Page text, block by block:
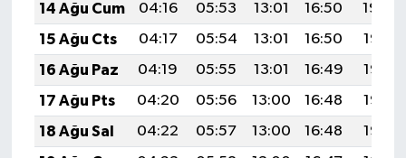
14 Ağu Cum
04:16 05:53 13:01 16:50
19:59
15 Ağu Cts
04:17 05:54 13:01 16:50
19:58
16 Ağu Paz
04:19 05:55 13:01 16:49
19:56
17 Ağu Pts
04:20 05:56 13:00 16:48
19:55
18 Ağu Sal
04:22 05:57 13:00 16:48
19:53